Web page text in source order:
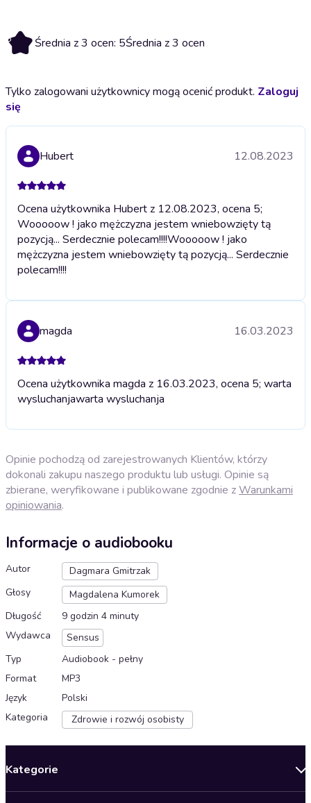
5 Średnia z 3 ocen: 5Średnia z 3 ocen
Tylko zalogowani użytkownicy mogą ocenić produkt. Zaloguj
się
Hubert 12.08.2023
Ocena użytkownika Hubert z 12.08.2023, ocena 5;
Wooooow ! jako mężczyzna jestem wniebowzięty tą
pozycją... Serdecznie polecam!!!!Wooooow ! jako
mężczyzna jestem wniebowzięty tą pozycją... Serdecznie
polecam!!!!
magda 16.03.2023
Ocena użytkownika magda z 16.03.2023, ocena 5; warta
wysluchanjawarta wysluchanja
Opinie pochodzą od zarejestrowanych Klientów, którzy
dokonali zakupu naszego produktu lub usługi. Opinie są
zbierane, weryfikowane i publikowane zgodnie zWarunkami
opiniowania.
Informacje o audiobooku
Autor
Dagmara Gmitrzak
Głosy
Magdalena Kumorek
Długość
9 godzin 4 minuty
Wydawca
Sensus
Typ
Audiobook - pełny
Format
MP3
Język
Polski
Kategoria
Zdrowie i rozwój osobisty
Kategorie